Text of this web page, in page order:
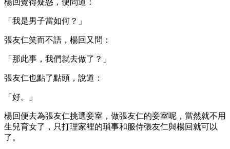
「我是男子當如何？」
張友仁笑而不語，楊回又問：
「那此事，我們就去做了？」
張友仁也點了點頭，說道：
「好。」
楊回便去為張友仁挑選妾室，做張友仁的妾室呢，當然就不用
生兒育女了，只打理家裡的瑣事和服侍張友仁與楊回就可以
了。